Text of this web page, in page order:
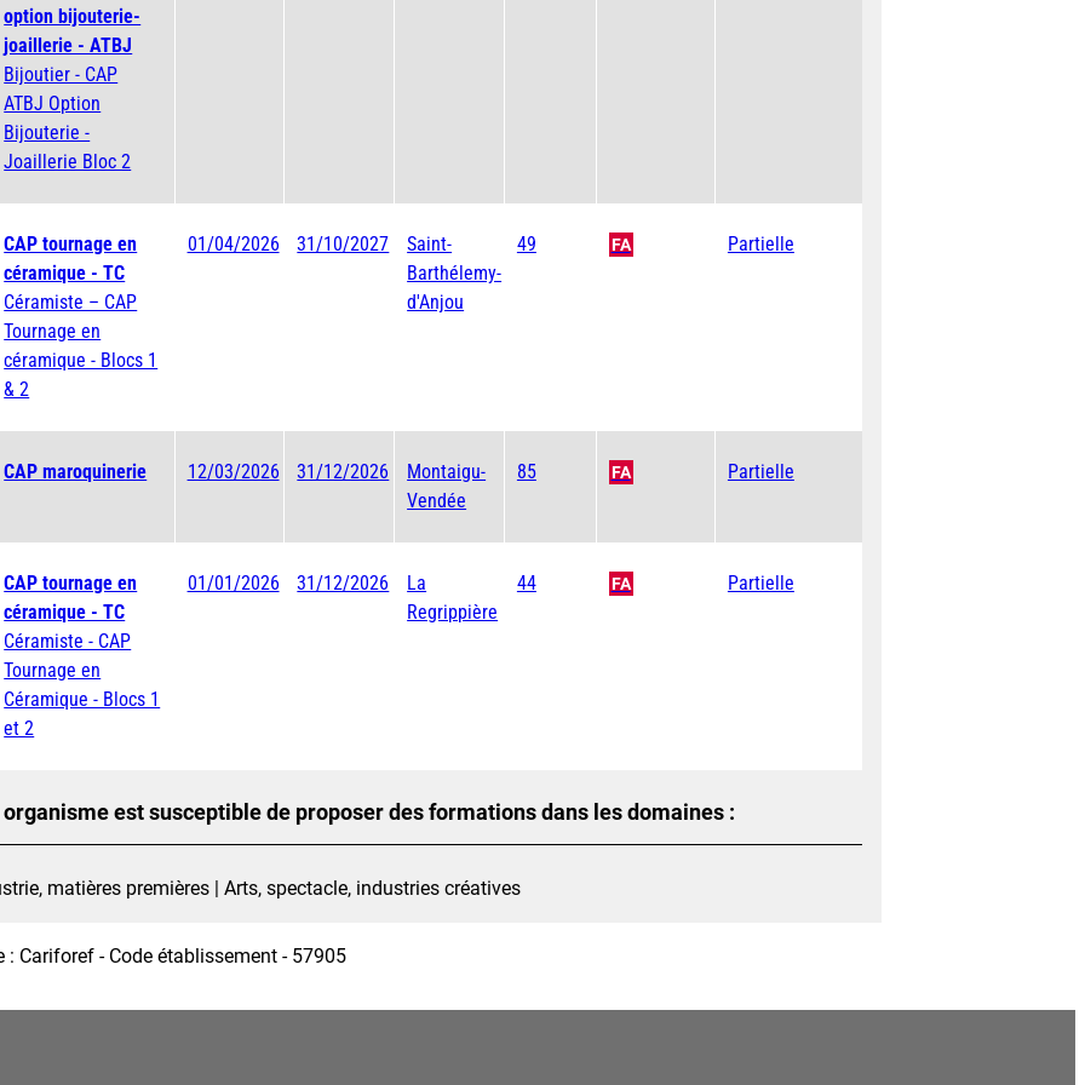
option bijouterie-
joaillerie - ATBJ
Bijoutier - CAP
ATBJ Option
Bijouterie -
Joaillerie Bloc 2
CAP tournage en
céramique - TC
Céramiste – CAP
Tournage en
céramique - Blocs 1
& 2
01/04/2026 31/10/2027
Saint-
Barthélemy-
d'Anjou
49 FA Partielle
CAP maroquinerie 12/03/2026 31/12/2026
Montaigu-
Vendée
85 FA Partielle
CAP tournage en
céramique - TC
Céramiste - CAP
Tournage en
Céramique - Blocs 1
et 2
01/01/2026 31/12/2026
La
Regrippière
44 FA Partielle
organisme est susceptible de proposer des formations dans les domaines :
matières premières | Arts, spectacle, industries créatives
: Cariforef - Code établissement - 57905